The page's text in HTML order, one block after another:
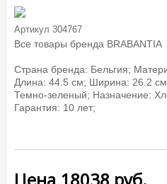
Артикул 304767
Все товары бренда BRABANTIA
Страна бренда: Бельгия;
Длина: 44.5 см; Ширина: 26.2
Темно-зеленый; Назначение:
Гарантия: 10 лет;